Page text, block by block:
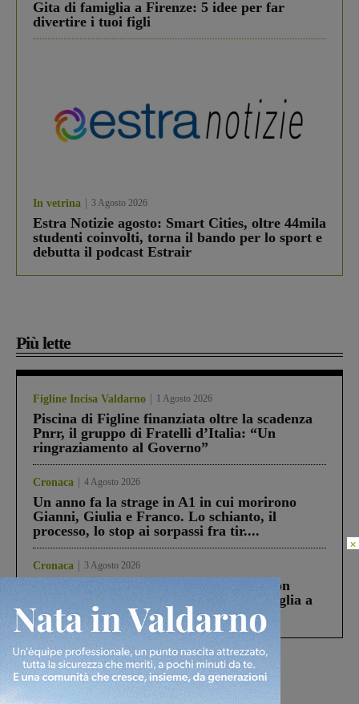
Gita di famiglia a Firenze: 5 idee per far
divertire i tuoi figli
In vetrina 3 Agosto 2026
Estra Notizie agosto: Smart Cities, oltre 44mila
studenti coinvolti, torna il bando per lo sport e
debutta il podcast Estrair
Più lette
Figline Incisa Valdarno 1 Agosto 2026
Piscina di Figline finanziata oltre la scadenza
Pnrr, il gruppo di Fratelli d’Italia: “Un
ringraziamento al Governo”
Cronaca 4 Agosto 2026
Un anno fa la strage in A1 in cui morirono
Gianni, Giulia e Franco. Lo schianto, il
processo, lo stop ai sorpassi fra tir....
Cronaca 3 Agosto 2026
Scomparso da una struttura di Castiglion
Fiorentino l’uomo che aveva ucciso la figlia a
Levane nel 2020
×